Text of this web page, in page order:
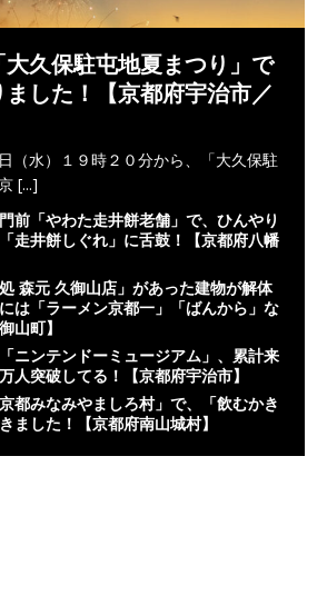
大久保駐屯地夏まつり」で
した！【京都府宇治市／
（水）１９時２０分から、「大久保駐
[...]
前「やわた走井餅老舗」で、ひんやり
走井餅しぐれ」に舌鼓！【京都府八幡
森元 久御山店」があった建物が解体
は「ラーメン京都一」「ばんから」な
山町】
ニンテンドーミュージアム」、累計来
人突破してる！【京都府宇治市】
都みなみやましろ村」で、「飲むかき
ました！【京都府南山城村】